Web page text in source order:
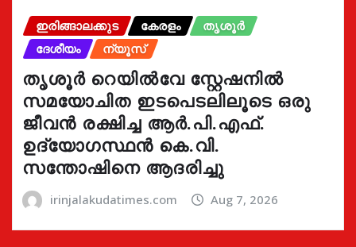
ഇരിങ്ങാലക്കുട കേരളം
തൃശൂർ
ദേശീയം
ന്യൂസ്
തൃശൂർ റെയിൽവേ സ്റ്റേഷനിൽ
സമയോചിത ഇടപെടലിലൂടെ ഒരു
ജീവൻ രക്ഷിച്ച ആർ.പി.എഫ്.
ഉദ്യോഗസ്ഥൻ കെ.വി.
സന്തോഷിനെ ആദരിച്ചു
irinjalakudatimes.com Aug 7, 2026